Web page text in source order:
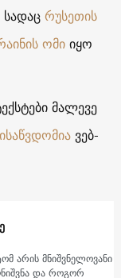
სადაცრუსეთის
ომიიყო
მალევე
ვებ-
არის მნიშვნელოვანი
და როგორ